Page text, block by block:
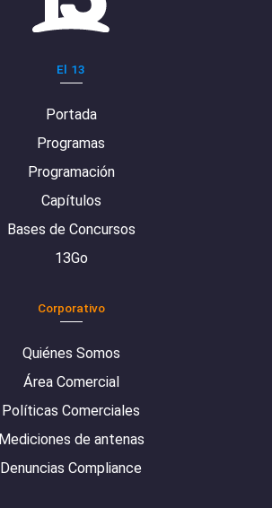
El 13
Portada
Programas
Programación
Capítulos
Bases de Concursos
13Go
Corporativo
Quiénes Somos
Área Comercial
Políticas Comerciales
Mediciones de antenas
Denuncias Compliance